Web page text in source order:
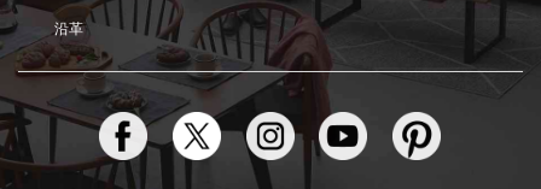
沿革